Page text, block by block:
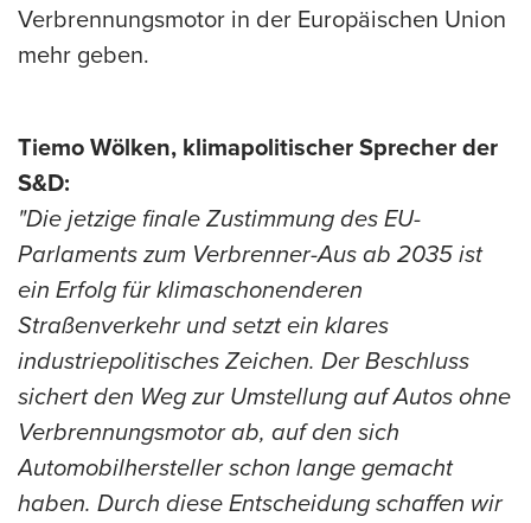
Verbrennungsmotor in der Europäischen Union
mehr geben.
Tiemo Wölken, klimapolitischer Sprecher der
S&D:
"Die jetzige finale Zustimmung des EU-
Parlaments zum Verbrenner-Aus ab 2035 ist
ein Erfolg für klimaschonenderen
Straßenverkehr und setzt ein klares
industriepolitisches Zeichen. Der Beschluss
sichert den Weg zur Umstellung auf Autos ohne
Verbrennungsmotor ab, auf den sich
Automobilhersteller schon lange gemacht
haben. Durch diese Entscheidung schaffen wir